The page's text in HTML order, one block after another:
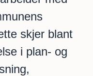
skjer blant
i plan- og